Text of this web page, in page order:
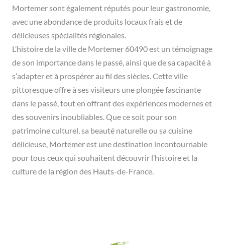
Mortemer sont également réputés pour leur gastronomie,
avec une abondance de produits locaux frais et de
délicieuses spécialités régionales.
L’histoire de la ville de Mortemer 60490 est un témoignage
de son importance dans le passé, ainsi que de sa capacité à
s’adapter et à prospérer au fil des siècles. Cette ville
pittoresque offre à ses visiteurs une plongée fascinante
dans le passé, tout en offrant des expériences modernes et
des souvenirs inoubliables. Que ce soit pour son
patrimoine culturel, sa beauté naturelle ou sa cuisine
délicieuse, Mortemer est une destination incontournable
pour tous ceux qui souhaitent découvrir l’histoire et la
culture de la région des Hauts-de-France.